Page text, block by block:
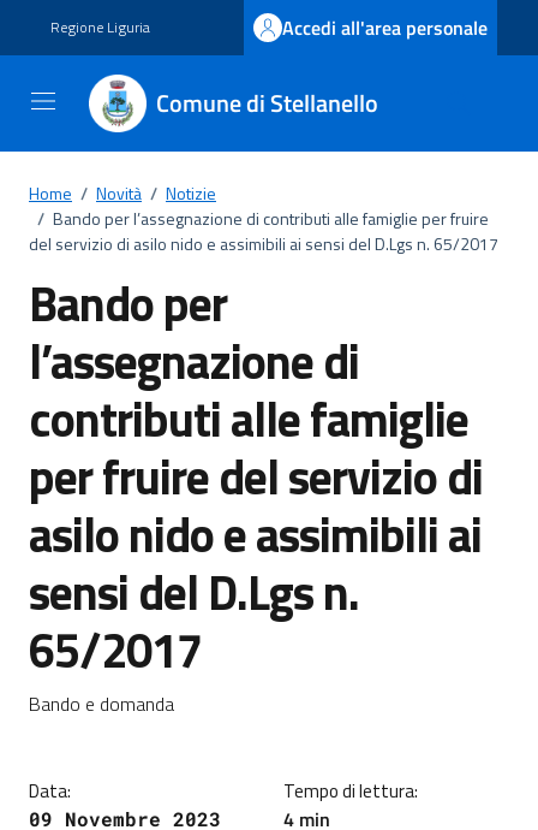
Regione Liguria Accedi all'area personale
Comune di Stellanello
Home / Novità / Notizie
/ Bando per l’assegnazione di contributi alle famiglie per fruire
del servizio di asilo nido e assimibili ai sensi del D.Lgs n. 65/2017
Bando per
l’assegnazione di
contributi alle famiglie
per fruire del servizio di
asilo nido e assimibili ai
sensi del D.Lgs n.
65/2017
Dettagli della notizia
Bando e domanda
Data:
09 Novembre 2023
Tempo di lettura:
4 min